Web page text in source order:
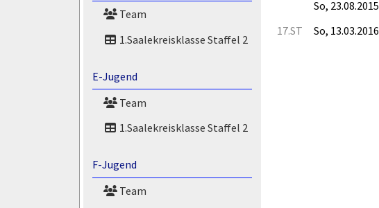
Team
1.Saalekreisklasse Staffel 2
E-Jugend
Team
1.Saalekreisklasse Staffel 2
F-Jugend
Team
So, 23.08.2015
17.ST So, 13.03.2016